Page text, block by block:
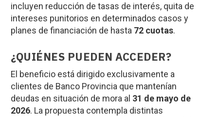
incluyen reducción de tasas de interés, quita de
intereses punitorios en determinados casos y
planes de financiación de hasta 72 cuotas.
¿QUIÉNES PUEDEN ACCEDER?
El beneficio está dirigido exclusivamente a
clientes de Banco Provincia que mantenían
deudas en situación de mora al 31 de mayo de
2026. La propuesta contempla distintas